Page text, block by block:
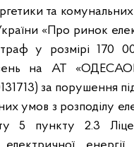
та комунальних
«Про ринок
у розмірі 170
на АТ
за порушення
умов з розподілу
5 пункту 2.3